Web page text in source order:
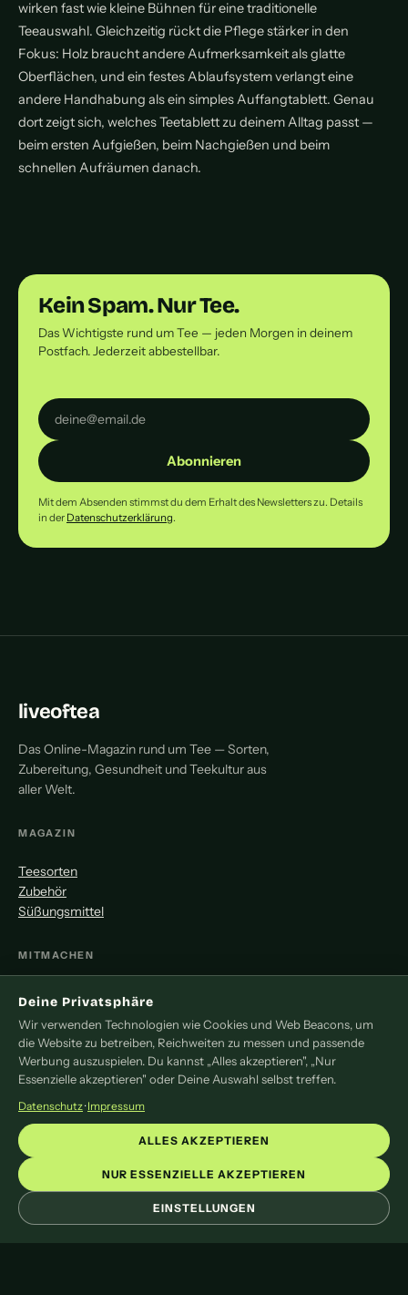
wirken fast wie kleine Bühnen für eine traditionelle
Teeauswahl. Gleichzeitig rückt die Pflege stärker in den
Fokus: Holz braucht andere Aufmerksamkeit als glatte
Oberflächen, und ein festes Ablaufsystem verlangt eine
andere Handhabung als ein simples Auffangtablett. Genau
dort zeigt sich, welches Teetablett zu deinem Alltag passt —
beim ersten Aufgießen, beim Nachgießen und beim
schnellen Aufräumen danach.
Kein Spam. Nur Tee.
Das Wichtigste rund um Tee — jeden Morgen in deinem
Postfach. Jederzeit abbestellbar.
Abonnieren
Mit dem Absenden stimmst du dem Erhalt des Newsletters zu. Details
in der Datenschutzerklärung.
liveoftea
Das Online-Magazin rund um Tee — Sorten,
Zubereitung, Gesundheit und Teekultur aus
aller Welt.
MAGAZIN
Teesorten
Zubehör
Süßungsmittel
MITMACHEN
Redaktion
Pressemitteilung
Newsletter
Kontakt
Impressum
Datenschutz
Cookie-Einstellungen
Deine Privatsphäre
Wir verwenden Technologien wie Cookies und Web Beacons, um
die Website zu betreiben, Reichweiten zu messen und passende
Werbung auszuspielen. Du kannst „Alles akzeptieren", „Nur
Essenzielle akzeptieren" oder Deine Auswahl selbst treffen.
Datenschutz·Impressum
EINSTELLUNGEN
NUR ESSENZIELLE AKZEPTIEREN
ALLES AKZEPTIEREN